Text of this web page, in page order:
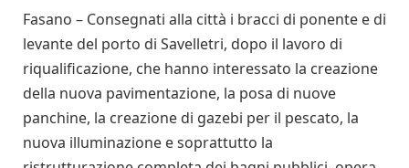
Fasano – Consegnati alla città i bracci di ponente e di
levante del porto di Savelletri, dopo il lavoro di
riqualificazione, che hanno interessato la creazione
della nuova pavimentazione, la posa di nuove
panchine, la creazione di gazebi per il pescato, la
nuova illuminazione e soprattutto la